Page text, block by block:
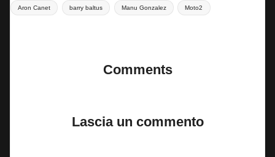
Tags:
Aron Canet barry baltus Manu Gonzalez Moto2
Comments
Lascia un commento